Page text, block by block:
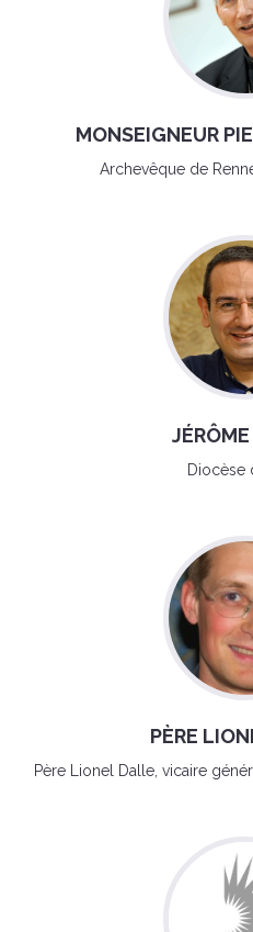
MONSEIGNEUR
Archevêque de
Diocèse
PÈRE
Père Lionel Dalle, vicaire